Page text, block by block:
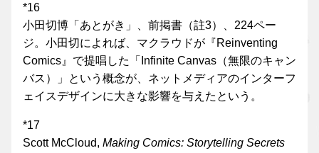
*16
小田切博「あとがき」、前掲書（註3）、224ペー
ジ。小田切によれば、マクラウドが『Reinventing
Comics』で提唱した「Infinite Canvas（無限のキャン
バス）」という概念が、ネットメディアのインターフ
ェイスデザインに大きな影響を与えたという。
*17
Scott McCloud, Making Comics: Storytelling Secrets